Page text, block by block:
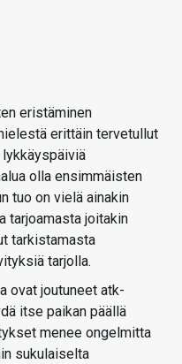
eristäminen
erittäin tervetullut
olla ensimmäisten
tuo on vielä ainakin
tarjoamasta joitakin
tarkistamasta
tarjolla.
ovat joutuneet atk-
itse paikan päällä
menee ongelmitta
sukulaiselta